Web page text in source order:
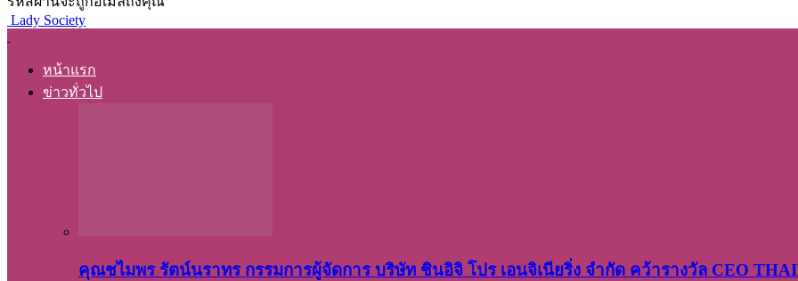
Lady Society
หน้าแรก
ข่าวทั่วไป
คุณชไมพร​ รัตน์​นรา​ทร​ กรรมการ​ผู้จัดการ บริษัท​ ชินอิจิ​ โปร​ เอน​จิเนีย​ริ่ง​ จำกัด คว้ารางวัล CEO